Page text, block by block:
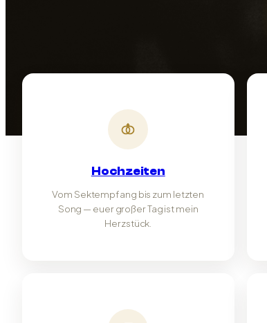
Hochzeiten
Vom Sektempfang bis zum letzten
Song — euer großer Tag ist mein
Herzstück.